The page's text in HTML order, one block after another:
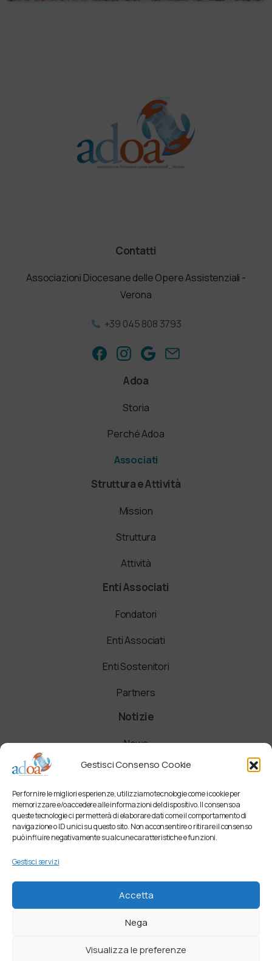
Gestisci Consenso Cookie
Per fornire le migliori esperienze, utilizziamo tecnologie come i cookie per
memorizzare e/o accedere alle informazioni del dispositivo. Il consenso a
queste tecnologie ci permetterà di elaborare dati come il comportamento di
navigazione o ID unici su questo sito. Non acconsentire o ritirare il consenso
può influire negativamente su alcune caratteristiche e funzioni.
Gestisci servizi
Accetta
Nega
Visualizza le preferenze
Contatti
Associazioni Diocesane delle Opere Assistenziali -
Verona
+39 045 808 3793
Adoa
Storia
Perché Adoa
Associati
Struttura e Attività
Mission
Struttura
Attività
Enti Associati
Fondatori
Enti Associati
Enti Sostenitori
Partners
Notizie
News
Comunicati
Newsletter